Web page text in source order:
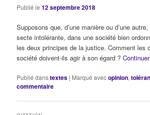
Publié le12 septembre 2018
Supposons que, d’une manière ou d’une
secte intolérante, dans une société bien
les deux principes de la justice. Comment les
société doivent-ils agir à son égard ?
Publié danstextes | Marqué avecopinion,
commentaire